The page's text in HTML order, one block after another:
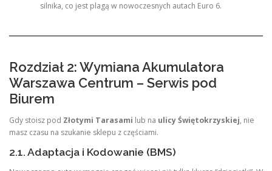
silnika, co jest plagą w nowoczesnych autach Euro 6.
Rozdział 2: Wymiana Akumulatora
Warszawa Centrum – Serwis pod
Biurem
Gdy stoisz pod Złotymi Tarasami lub na ulicy Świętokrzyskiej, nie
masz czasu na szukanie sklepu z częściami.
2.1. Adaptacja i Kodowanie (BMS)